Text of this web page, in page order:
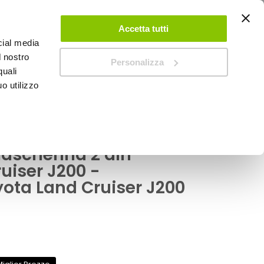
media
nostro
utilizzo
Accetta tutti
Personalizza
ACCEDI CREA UN ACCOUNT CONTATTACI
2 din
J200 -
Land Cruiser J200